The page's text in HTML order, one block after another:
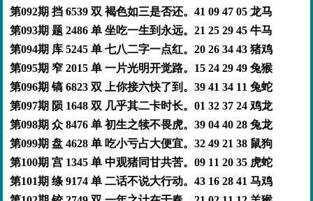
第092期 挡 6539 双 褐色如三是否还。41 09 47 05 龙马
第093期 题 2486 单 坐吃一生到永远。21 25 29 45 牛马
第094期 库 5245 单 七八二字一点红。20 26 34 43 猪鸡
第095期 窄 2015 单 一片光明开觉路。15 24 29 49 兔猴
第096期 镐 6823 双 上你接六快了到。39 41 34 11 兔蛇
第097期 陨 1648 双 几乎其二卡时长。01 32 37 24 鸡龙
第098期 众 8476 单 初生之犊不畏虎。39 04 40 28 兔龙
第099期 盘 4628 单 吃小亏占大便宜。32 49 21 38 鼠狗
第100期 宫 1345 单 中观猪同甘共苦。09 11 20 35 虎蛇
第101期 绦 9174 单 二话不说大行动。43 16 28 41 马鸡